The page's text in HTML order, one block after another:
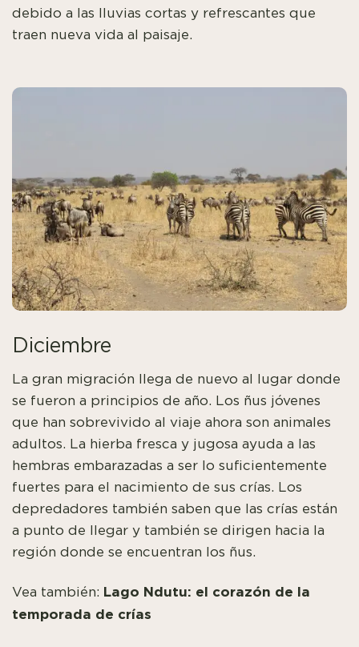
debido a las lluvias cortas y refrescantes que
traen nueva vida al paisaje.
Diciembre
La gran migración llega de nuevo al lugar donde
se fueron a principios de año. Los ñus jóvenes
que han sobrevivido al viaje ahora son animales
adultos. La hierba fresca y jugosa ayuda a las
hembras embarazadas a ser lo suficientemente
fuertes para el nacimiento de sus crías. Los
depredadores también saben que las crías están
a punto de llegar y también se dirigen hacia la
región donde se encuentran los ñus.
Vea también: Lago Ndutu: el corazón de la
temporada de crías